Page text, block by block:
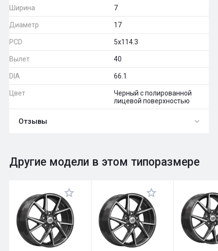
Ширина 7
Диаметр 17
PCD 5x114.3
Вылет 40
DIA 66.1
Цвет
Черный с полированной
лицевой поверхностью
Отзывы
Оставить отзыв
Общий рейтинг 0
Другие модели в этом типоразмере